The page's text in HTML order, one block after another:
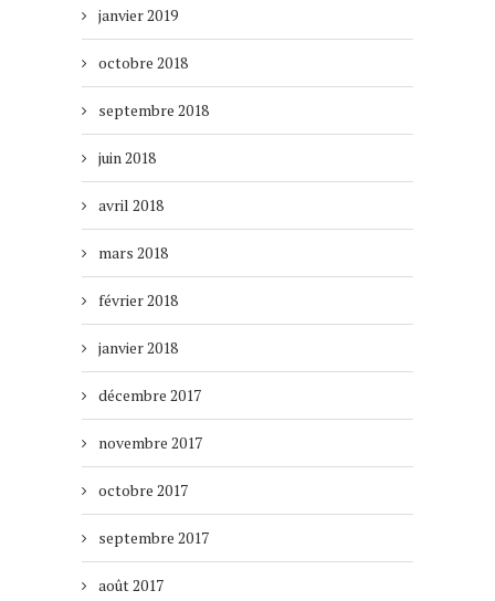
janvier 2019
octobre 2018
septembre 2018
juin 2018
avril 2018
mars 2018
février 2018
janvier 2018
décembre 2017
novembre 2017
octobre 2017
septembre 2017
août 2017